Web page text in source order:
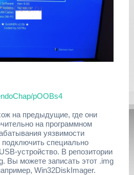
pOOBs4
на предыдущие, где они
на программном
уязвимости
специально
устройство. В репозитории
Вы можете записать этот .img
Win32DiskImager.